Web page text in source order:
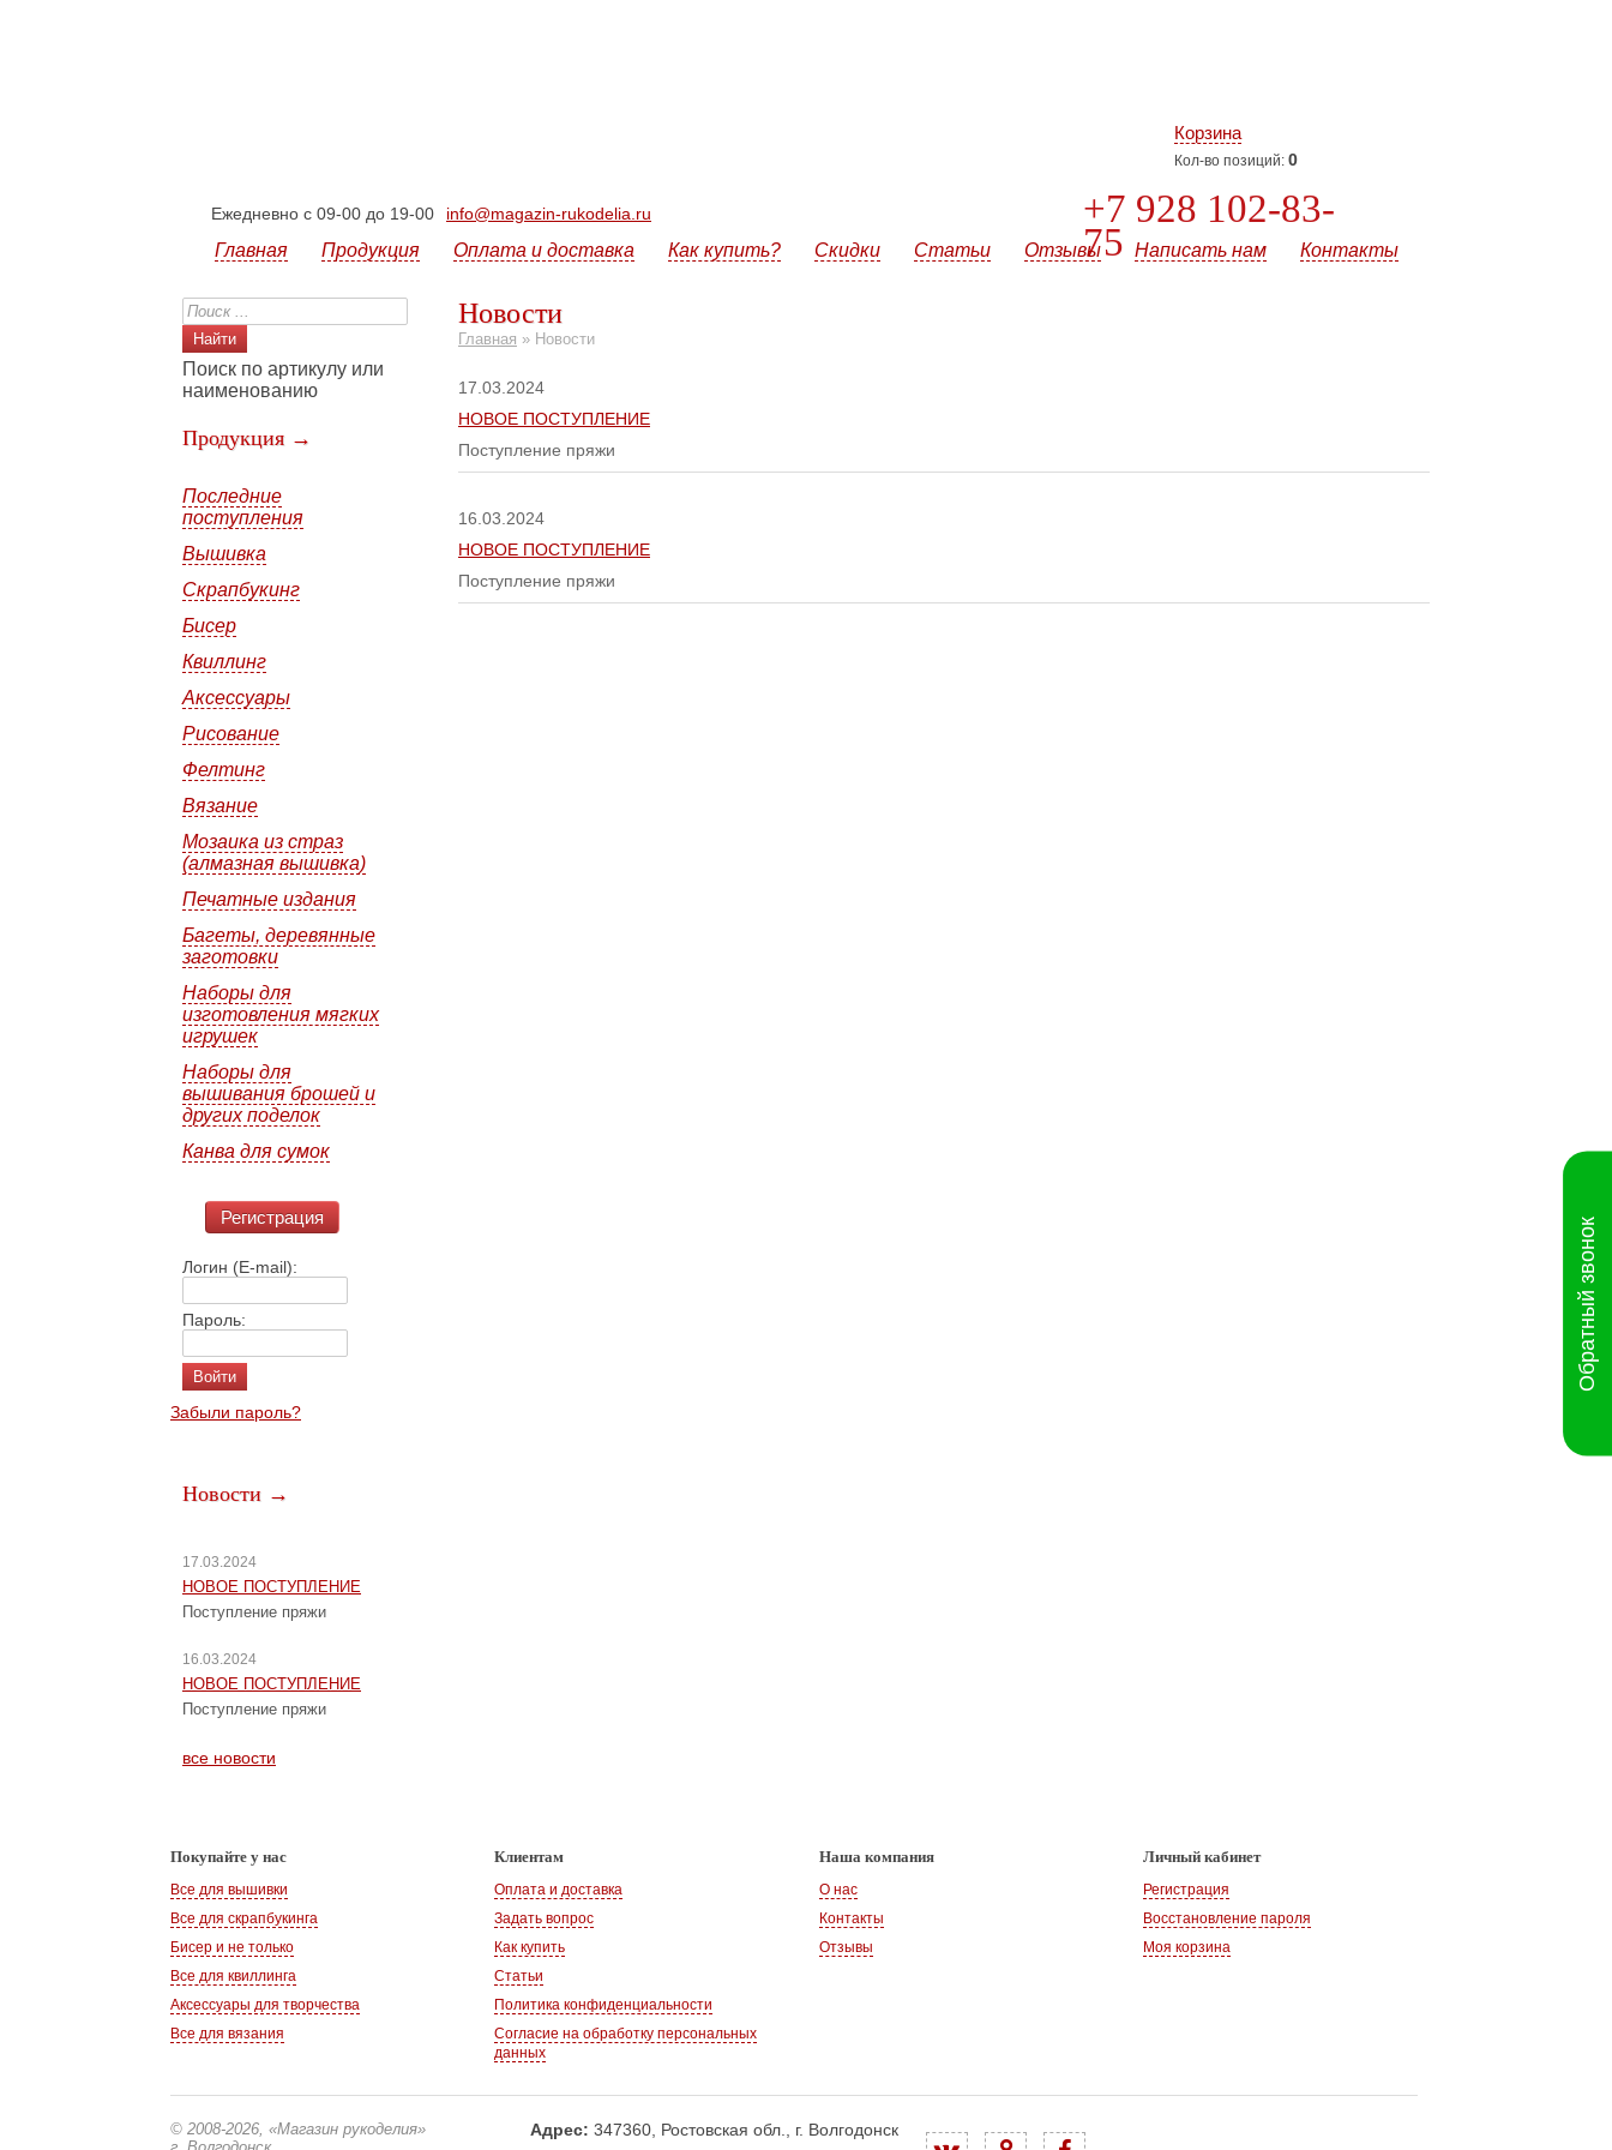
Корзина
Кол-во позиций: 0
+7 928 102-83-
75
Ежедневно с 09-00 до 19-00 info@magazin-rukodelia.ru
Главная Продукция Оплата и доставка Как купить? Скидки Статьи Отзывы Написать нам Контакты
Поиск по артикулу или
наименованию
Продукция →
Последние
поступления
Вышивка
Скрапбукинг
Бисер
Квиллинг
Аксессуары
Рисование
Фелтинг
Вязание
Мозаика из страз
(алмазная вышивка)
Печатные издания
Багеты, деревянные
заготовки
Наборы для
изготовления мягких
игрушек
Наборы для
вышивания брошей и
других поделок
Канва для сумок
Регистрация
Логин (E-mail):
Пароль:
Забыли пароль?
Новости →
17.03.2024
НОВОЕ ПОСТУПЛЕНИЕ
Поступление пряжи
16.03.2024
НОВОЕ ПОСТУПЛЕНИЕ
Поступление пряжи
все новости
Новости
Главная » Новости
17.03.2024
НОВОЕ ПОСТУПЛЕНИЕ
Поступление пряжи
16.03.2024
НОВОЕ ПОСТУПЛЕНИЕ
Поступление пряжи
Покупайте у нас
Все для вышивки
Все для скрапбукинга
Бисер и не только
Все для квиллинга
Аксессуары для творчества
Все для вязания
Клиентам
Оплата и доставка
Задать вопрос
Как купить
Статьи
Политика конфиденциальности
Согласие на обработку персональных
данных
Наша компания
О нас
Контакты
Отзывы
Личный кабинет
Регистрация
Восстановление пароля
Моя корзина
© 2008-2026, «Магазин рукоделия»
Адрес: 347360, Ростовская обл., г. Волгодонск
Обратный звонок